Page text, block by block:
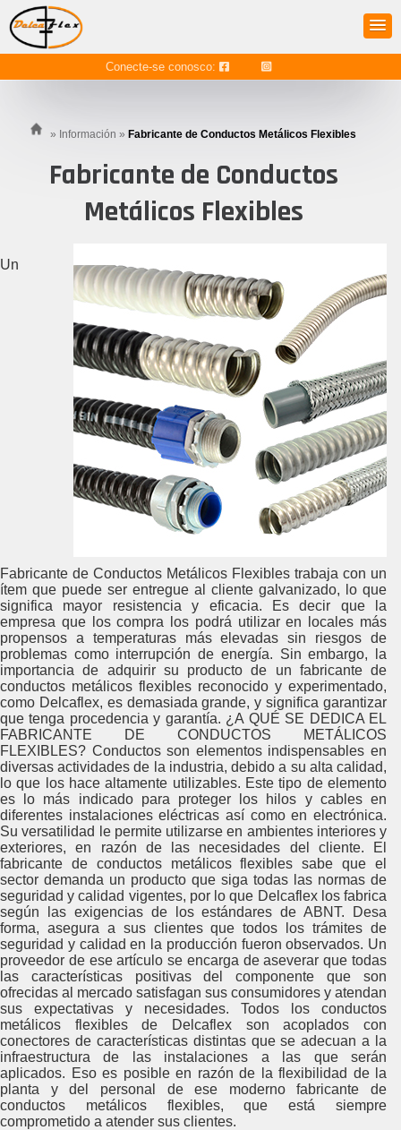
Conecte-se conosco:
» Información » Fabricante de Conductos Metálicos Flexibles
Fabricante de Conductos
Metálicos Flexibles
Un
Fabricante de Conductos Metálicos Flexibles trabaja con un
ítem que puede ser entregue al cliente galvanizado, lo que
significa mayor resistencia y eficacia. Es decir que la
empresa que los compra los podrá utilizar en locales más
propensos a temperaturas más elevadas sin riesgos de
problemas como interrupción de energía. Sin embargo, la
importancia de adquirir su producto de un fabricante de
conductos metálicos flexibles reconocido y experimentado,
como Delcaflex, es demasiada grande, y significa garantizar
que tenga procedencia y garantía. ¿A QUÉ SE DEDICA EL
FABRICANTE DE CONDUCTOS METÁLICOS
FLEXIBLES? Conductos son elementos indispensables en
diversas actividades de la industria, debido a su alta calidad,
lo que los hace altamente utilizables. Este tipo de elemento
es lo más indicado para proteger los hilos y cables en
diferentes instalaciones eléctricas así como en electrónica.
Su versatilidad le permite utilizarse en ambientes interiores y
exteriores, en razón de las necesidades del cliente. El
fabricante de conductos metálicos flexibles sabe que el
sector demanda un producto que siga todas las normas de
seguridad y calidad vigentes, por lo que Delcaflex los fabrica
según las exigencias de los estándares de ABNT. Desa
forma, asegura a sus clientes que todos los trámites de
seguridad y calidad en la producción fueron observados. Un
proveedor de ese artículo se encarga de aseverar que todas
las características positivas del componente que son
ofrecidas al mercado satisfagan sus consumidores y atendan
sus expectativas y necesidades. Todos los conductos
metálicos flexibles de Delcaflex son acoplados con
conectores de características distintas que se adecuan a la
infraestructura de las instalaciones a las que serán
aplicados. Eso es posible en razón de la flexibilidad de la
planta y del personal de ese moderno fabricante de
conductos metálicos flexibles, que está siempre
comprometido a atender sus clientes.